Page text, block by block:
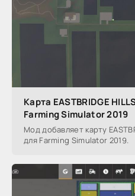
Карта EASTBRIDGE
Farming Simulator 2019
Мод добавляет карту
для Farming Simulator 2019.